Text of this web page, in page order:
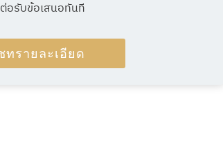
อรับข้อเสนอทันที
ทรายละเอียด